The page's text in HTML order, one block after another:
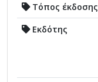
Τόπος έκδοσης
Εκδότης